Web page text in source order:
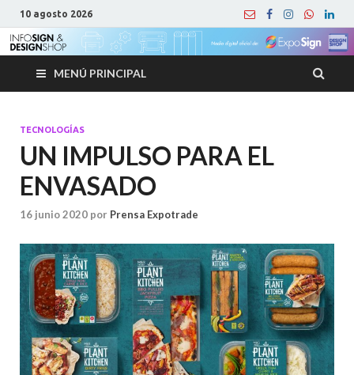
10 agosto 2026
MENÚ PRINCIPAL
TECNOLOGÍAS
UN IMPULSO PARA EL
ENVASADO
16 junio 2020 por Prensa Expotrade